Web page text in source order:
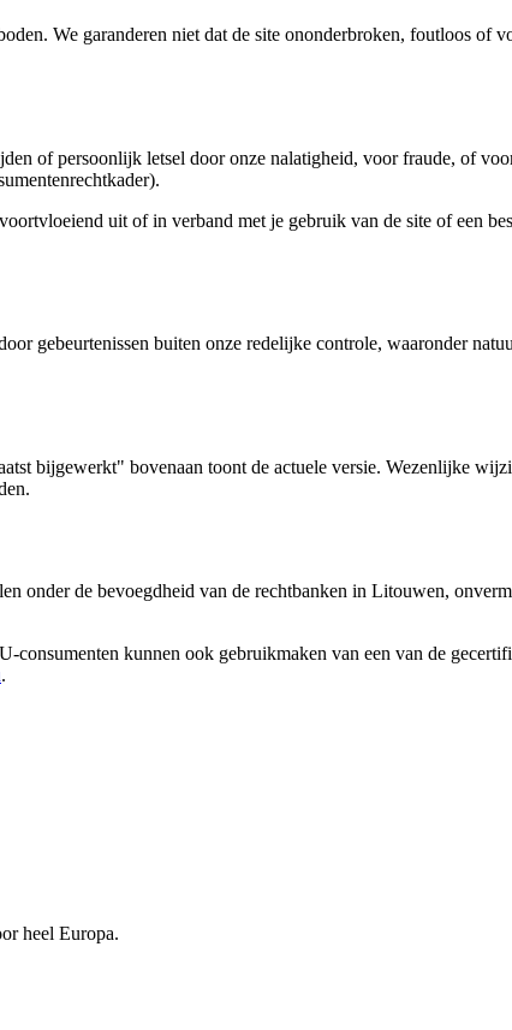
We garanderen niet dat de site ononderbroken, foutloos
of persoonlijk letsel door onze nalatigheid, voor fraude, of
uit of in verband met je gebruik van de site of een
gebeurtenissen buiten onze redelijke controle, waaronder
bijgewerkt" bovenaan toont de actuele versie. Wezenlijke
onder de bevoegdheid van de rechtbanken in Litouwen,
consumenten kunnen ook gebruikmaken van een van de
.
heel Europa.